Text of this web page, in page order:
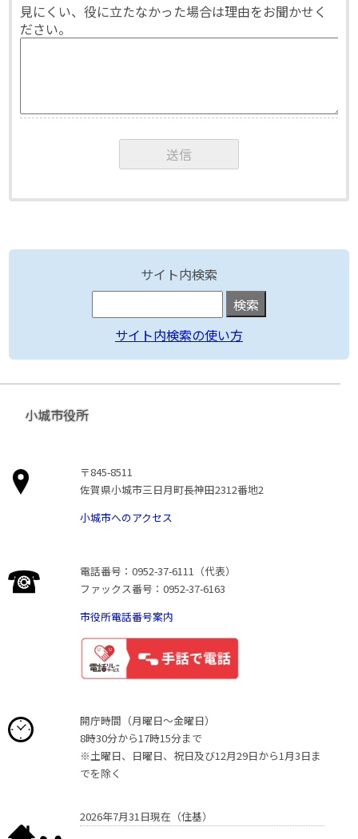
見にくい、役に立たなかった場合は理由をお聞かせく
ださい。
サイト内検索
サイト内検索の使い方
小城市役所
〒845-8511
佐賀県小城市三日月町長神田2312番地2
小城市へのアクセス
電話番号：0952-37-6111（代表）
ファックス番号：0952-37-6163
市役所電話番号案内
開庁時間（月曜日〜金曜日）
8時30分から17時15分まで
※土曜日、日曜日、祝日及び12月29日から1月3日ま
でを除く
2026年7月31日現在（住基）